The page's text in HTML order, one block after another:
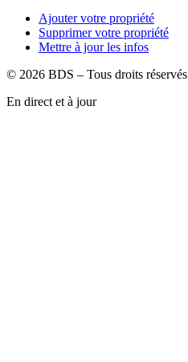
Ajouter votre propriété
Supprimer votre propriété
Mettre à jour les infos
© 2026 BDS – Tous droits réservés
En direct et à jour